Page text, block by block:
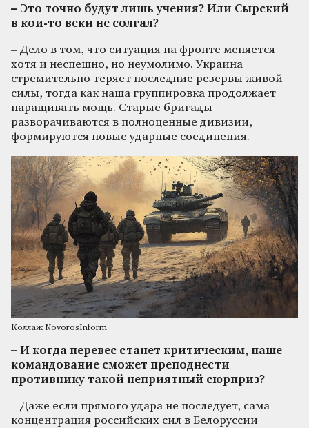
– Это точно будут лишь учения? Или Сырский
в кои-то веки не солгал?
– Дело в том, что ситуация на фронте меняется
хотя и неспешно, но неумолимо. Украина
стремительно теряет последние резервы живой
силы, тогда как наша группировка продолжает
наращивать мощь. Старые бригады
разворачиваются в полноценные дивизии,
формируются новые ударные соединения.
Коллаж NovorosInform
– И когда перевес станет критическим, наше
командование сможет преподнести
противнику такой неприятный сюрприз?
– Даже если прямого удара не последует, сама
концентрация российских сил в Белоруссии